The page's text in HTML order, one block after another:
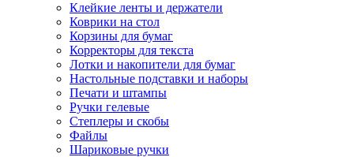
Клейкие ленты и держатели
Коврики на стол
Корзины для бумаг
Корректоры для текста
Лотки и накопители для бумаг
Настольные подставки и наборы
Печати и штампы
Ручки гелевые
Степлеры и скобы
Файлы
Шариковые ручки